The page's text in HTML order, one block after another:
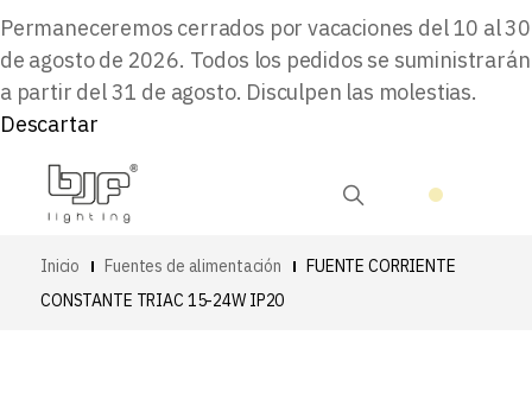
Permaneceremos cerrados por vacaciones del 10 al 30
de agosto de 2026. Todos los pedidos se suministrarán
a partir del 31 de agosto. Disculpen las molestias.
Descartar
Inicio Fuentes de alimentación
FUENTE CORRIENTE
CONSTANTE TRIAC 15-24W IP20